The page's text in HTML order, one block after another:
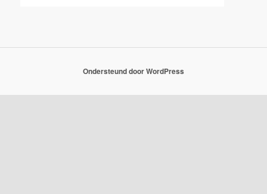
Ondersteund door WordPress